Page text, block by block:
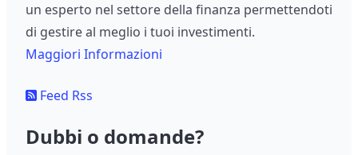
un esperto nel settore della finanza permettendoti
di gestire al meglio i tuoi investimenti.
Maggiori Informazioni
Feed Rss
Dubbi o domande?